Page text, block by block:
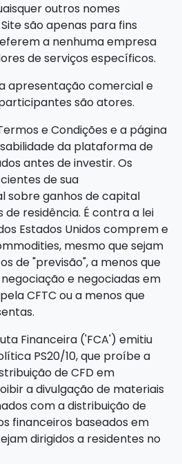
outros nomes
são apenas para fins
a nenhuma empresa
de serviços específicos.
apresentação comercial e
são atores.
e Condições e a página
da plataforma de
antes de investir. Os
de sua
sobre ganhos de capital
de residência. É contra a lei
Estados Unidos comprem e
mesmo que sejam
de "previsão", a menos que
e negociadas em
CFTC ou a menos que
Financeira ('FCA') emitiu
PS20/10, que proíbe a
de CFD em
a divulgação de materiais
com a distribuição de
financeiros baseados em
dirigidos a residentes no